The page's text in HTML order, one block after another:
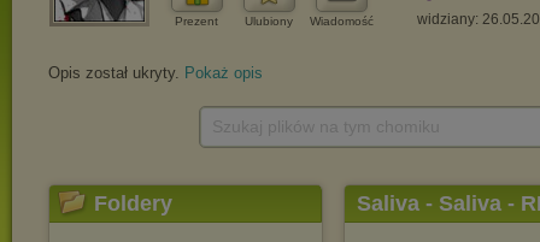
Prezent Ulubiony Wiadomość widziany:
Opis został ukryty. Pokaż opis
Foldery Saliva - Saliva -